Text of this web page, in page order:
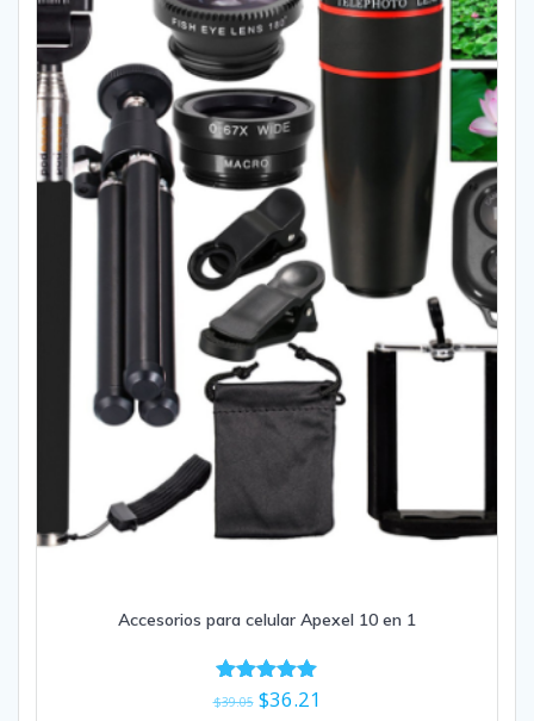
Accesorios para celular Apexel 10 en 1
Valorado
con
$39.05 El
$36.21